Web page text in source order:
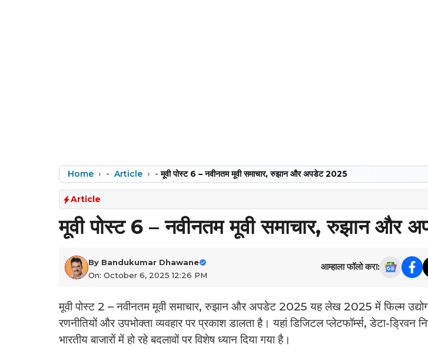
Home - Article -मूवी पोस्ट 6 – नवीनतम मूवी समाचार, रुझान और अपडेट 2025
Article
मूवी पोस्ट 6 – नवीनतम मूवी समाचार, रुझान और
By Bandukumar Dhawane
On: October 6, 2025 12:26 PM
आम्हाला फॉलो करा:
मूवी पोस्ट 2 – नवीनतम मूवी समाचार, रुझान और अपडेट 2025 यह लेख 2025 में फिल्म उद्योग
रणनीतियों और उपभोक्ता व्यवहार पर प्रकाश डालता है। यहां डिजिटल प्लेटफॉर्म्स, डेटा-ड्रिवन
भारतीय बाजारों में हो रहे बदलावों पर विशेष ध्यान दिया गया है।